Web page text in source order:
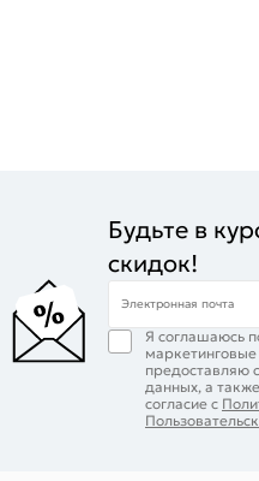
Будьте в
скидок!
Электронная почта
Я соглашаюсь
предоставляю
данных, а
согласие с